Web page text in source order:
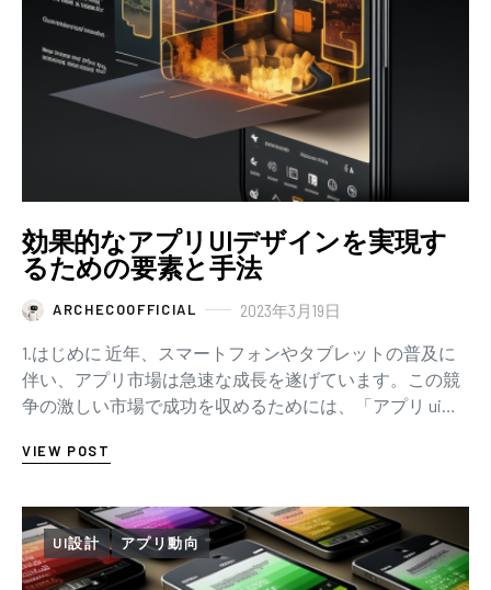
効果的なアプリUIデザインを実現す
るための要素と手法
ARCHECOOFFICIAL 2023年3月19日
1.はじめに 近年、スマートフォンやタブレットの普及に
伴い、アプリ市場は急速な成長を遂げています。この競
争の激しい市場で成功を収めるためには、「アプリ ui」
VIEW POST
UI設計 アプリ動向